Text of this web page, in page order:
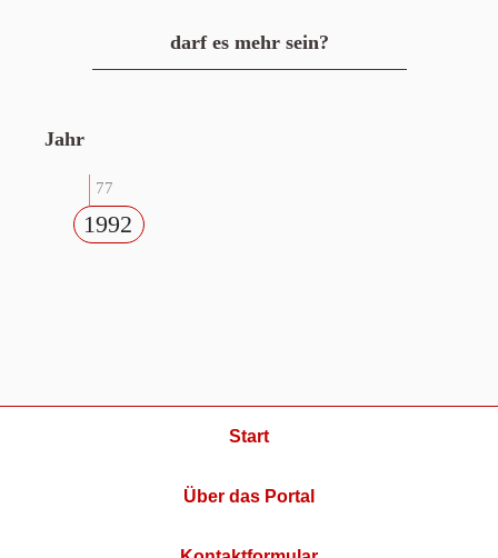
darf es mehr sein?
Jahr
77
1992
Start
Über das Portal